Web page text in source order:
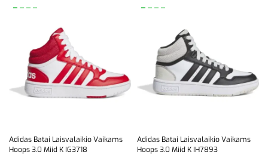
Adidas Batai Laisvalaikio Vaikams
Hoops 3.0 Miid K IG3718
Adidas Batai Laisvalaikio Vaikams
Hoops 3.0 Miid K IH7893